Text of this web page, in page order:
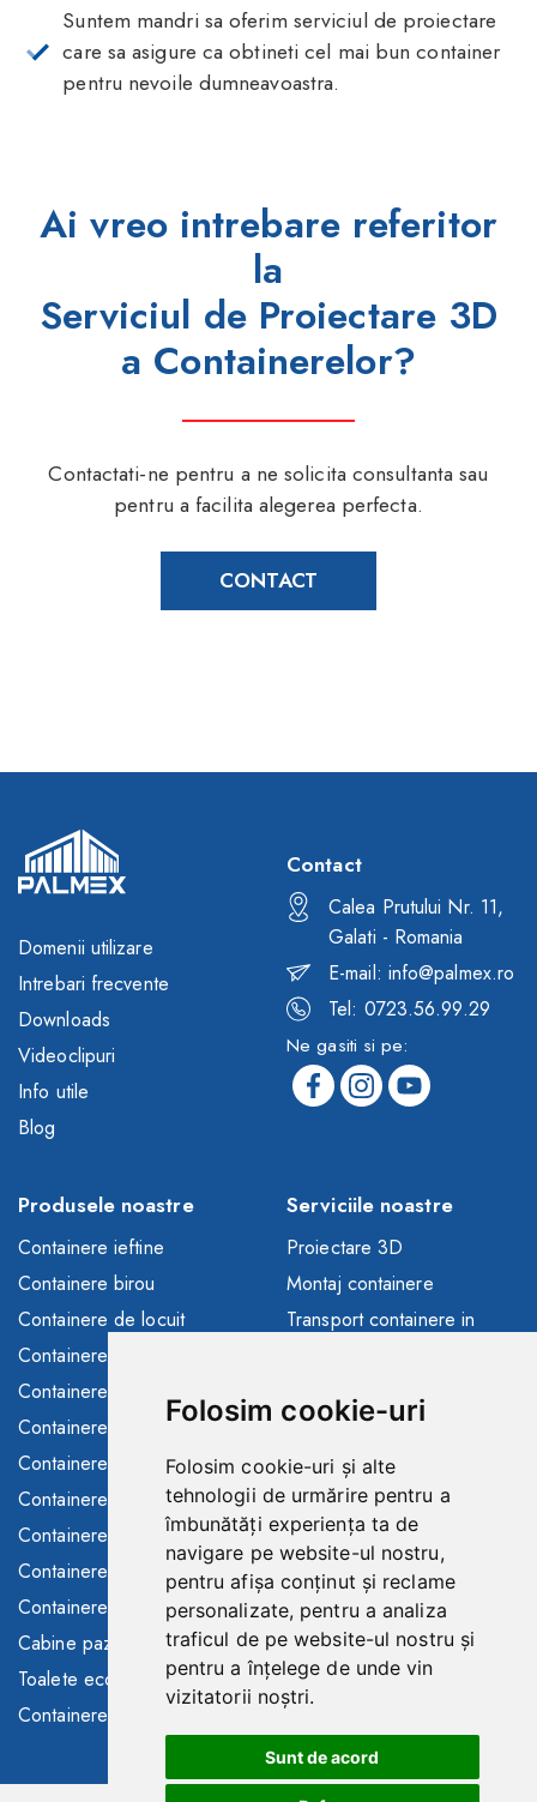
Folosim cookie-uri
Folosim cookie-uri și alte
tehnologii de urmărire pentru a
îmbunătăți experiența ta de
navigare pe website-ul nostru,
pentru afișa conținut și reclame
personalizate, pentru a analiza
traficul de pe website-ul nostru și
pentru a înțelege de unde vin
vizitatorii noștri.
Sunt de acord
Suntem mandri sa oferim serviciul de proiectare
care sa asigure ca obtineti cel mai bun container
pentru nevoile dumneavoastra.
Ai vreo intrebare referitor
la
Serviciul de Proiectare 3D
a Containerelor?
Contactati-ne pentru a ne solicita consultanta sau
pentru a facilita alegerea perfecta.
CONTACT
Domenii utilizare
Intrebari frecvente
Downloads
Videoclipuri
Info utile
Blog
Contact
Calea Prutului Nr. 11,
Galati - Romania
E-mail: info@palmex.ro
Tel: 0723.56.99.29
Ne gasiti si pe:
Produsele noastre
Containere ieftine
Containere birou
Containere de locuit
Containere depozitare
Containere sanitare
Containere santier
Containere maritime
Containere modulare
Containere frigorifice
Containere comerciale
Containere SH
Cabine paza
Toalete ecologice
Containere in stoc
Serviciile noastre
Proiectare 3D
Montaj containere
Transport containere in
Consultanta/asistenta
Buyback containere folosite
Containere de inchiriat
Toalete ecologice de
inchiriat
Gard mobil de inchiriat